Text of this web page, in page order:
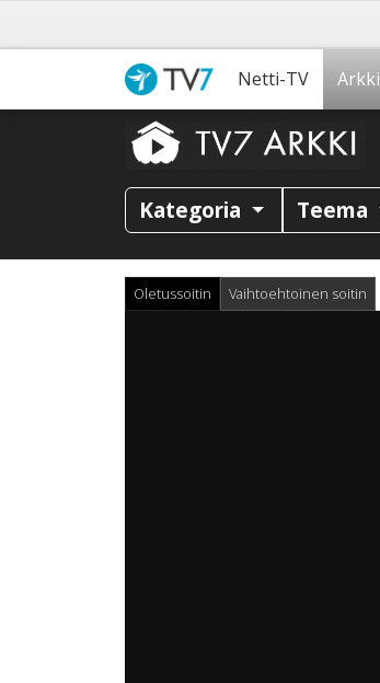
Netti-TV Arkki
Kategoria Teema
Oletussoitin Vaihtoehtoinen soitin